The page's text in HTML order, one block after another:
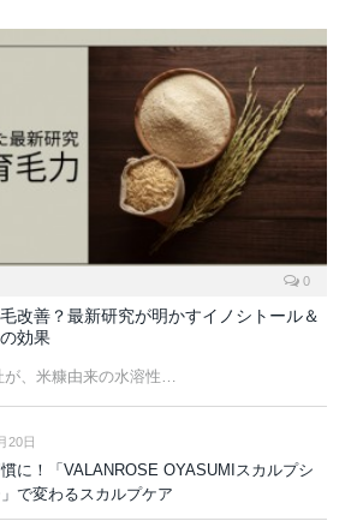
0
改善？最新研究が明かすイノシトール＆
効果
が、米糠由来の水溶性…
20日
に！「VALANROSE OYASUMIスカルプシ
で変わるスカルプケア